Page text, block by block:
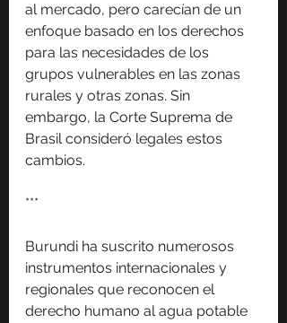
al mercado, pero carecían de un
enfoque basado en los derechos
para las necesidades de los
grupos vulnerables en las zonas
rurales y otras zonas. Sin
embargo, la Corte Suprema de
Brasil consideró legales estos
cambios.
***
Burundi ha suscrito numerosos
instrumentos internacionales y
regionales que reconocen el
derecho humano al agua potable